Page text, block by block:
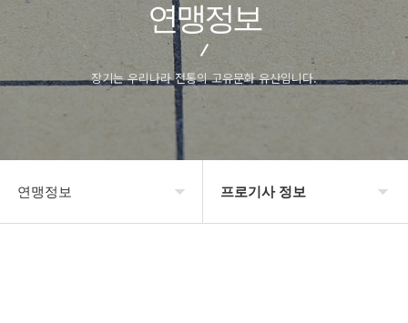
연맹정보
장기는 우리나라 전통의 고유문화 유산입니다.
연맹정보 프로기사 정보